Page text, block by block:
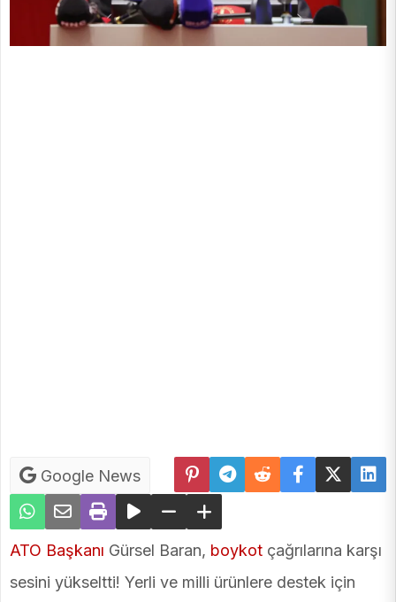
Google News
ATO Başkanı Gürsel Baran, boykot çağrılarına karşı
sesini yükseltti! Yerli ve milli ürünlere destek için